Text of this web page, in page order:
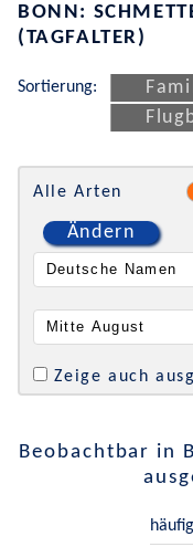
BONN:
(TAGFALTER)
Sortierung:
Alle Arten
Ändern
Zeige auch
Beobachtbar in
häufig